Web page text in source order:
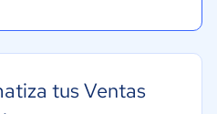
tus Ventas